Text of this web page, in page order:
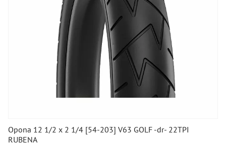
Opona 12 1/2 x 2 1/4 [54-203] V63 GOLF -dr- 22TPI
RUBENA